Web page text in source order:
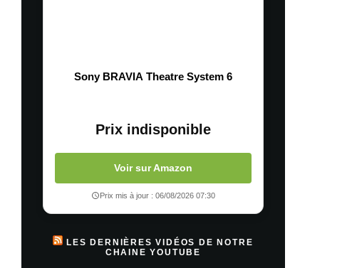
Sony BRAVIA Theatre System 6
Prix indisponible
Voir sur Amazon
Prix mis à jour : 06/08/2026 07:30
LES DERNIÈRES VIDÉOS DE NOTRE
CHAINE YOUTUBE